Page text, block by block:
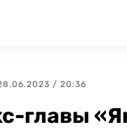
28.06.2023 / 20:36
главы